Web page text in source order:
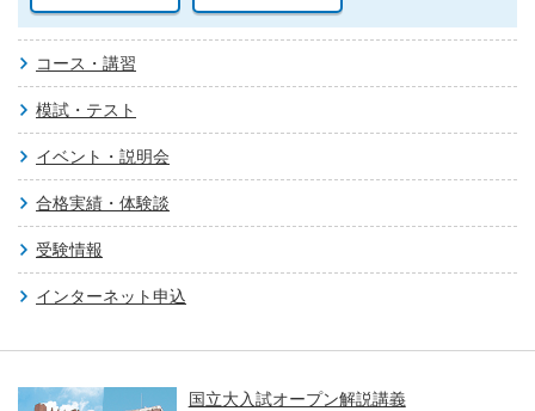
コース・講習
模試・テスト
イベント・説明会
合格実績・体験談
受験情報
インターネット申込
国立大入試オープン解説講義